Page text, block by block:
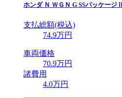
ホンダ Ｎ ＷＧＮ G SSパッケージⅡ
支払総額(税込)
74.9万円
車両価格
70.9万円
諸費用
4.0万円